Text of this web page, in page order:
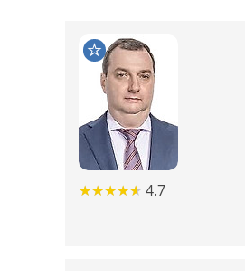
★★★★★
★★★★★ 4.7